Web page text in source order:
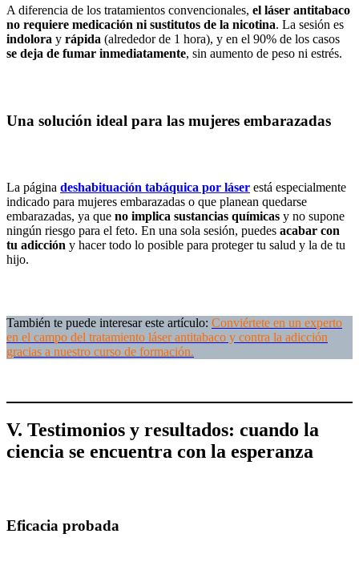
A diferencia de los tratamientos convencionales, el láser antitabaco
no requiere medicación ni sustitutos de la nicotina. La sesión es
indolora y rápida (alrededor de 1 hora), y en el 90% de los casos
se deja de fumar inmediatamente, sin aumento de peso ni estrés.
Una solución ideal para las mujeres embarazadas
La página deshabituación tabáquica por láser está especialmente
indicado para mujeres embarazadas o que planean quedarse
embarazadas, ya que no implica sustancias químicas y no supone
ningún riesgo para el feto. En una sola sesión, puedes acabar con
tu adicción y hacer todo lo posible para proteger tu salud y la de tu
hijo.
También te puede interesar este artículo: Conviértete en un experto
en el campo del tratamiento láser antitabaco y contra la adicción
gracias a nuestro curso de formación.
V. Testimonios y resultados: cuando la
ciencia se encuentra con la esperanza
Eficacia probada